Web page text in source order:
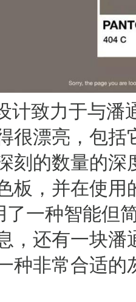
计致力于与潘
很漂亮，包
刻的数量的
板，并在使
了一种智能但
，还有一块潘
种非常合适